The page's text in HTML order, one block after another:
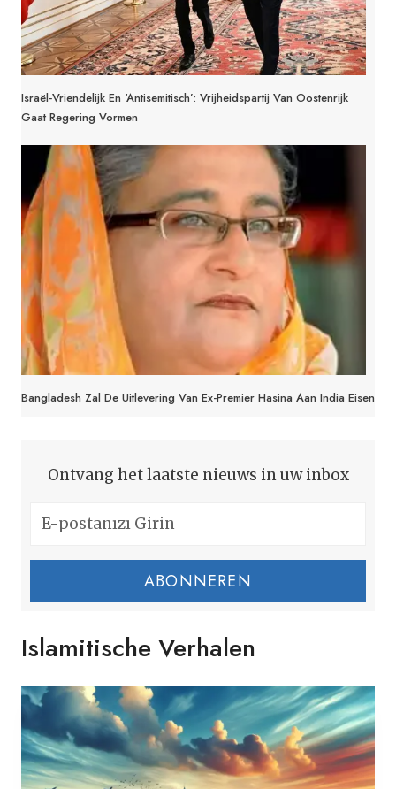
Israël-Vriendelijk En ‘antisemitisch’: Vrijheidspartij Van Oostenrijk
Gaat Regering Vormen
Bangladesh Zal De Uitlevering Van Ex-Premier Hasina Aan India Eisen
Ontvang het laatste nieuws in uw inbox
ABONNEREN
Islamitische Verhalen